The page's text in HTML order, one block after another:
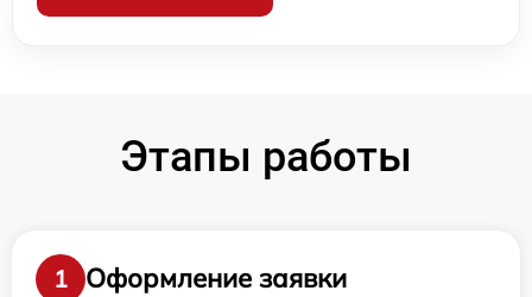
Этапы работы
1
Оформление заявки